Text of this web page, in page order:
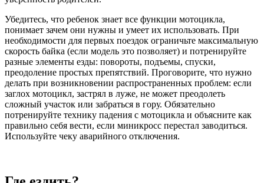
Убедитесь, что ребенок знает все функции мотоцикла,
понимает зачем они нужны и умеет их использовать. При
необходимости для первых поездок ограничьте максимальную
скорость байка (если модель это позволяет) и потренируйте
разные элементы езды: повороты, подъемы, спуски,
преодоление простых препятствий. Проговорите, что нужно
делать при возникновении распространенных проблем: если
заглох мотоцикл, застрял в луже, не может преодолеть
сложный участок или забраться в гору. Обязательно
потренируйте технику падения с мотоцикла и объясните как
правильно себя вести, если миникросс перестал заводиться.
Используйте чеку аварийного отключения.